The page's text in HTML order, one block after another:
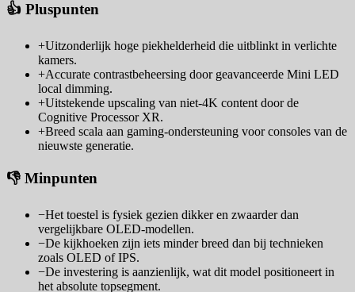
👍 Pluspunten
+Uitzonderlijk hoge piekhelderheid die uitblinkt in verlichte
kamers.
+Accurate contrastbeheersing door geavanceerde Mini LED
local dimming.
+Uitstekende upscaling van niet-4K content door de
Cognitive Processor XR.
+Breed scala aan gaming-ondersteuning voor consoles van de
nieuwste generatie.
👎 Minpunten
−Het toestel is fysiek gezien dikker en zwaarder dan
vergelijkbare OLED-modellen.
−De kijkhoeken zijn iets minder breed dan bij technieken
zoals OLED of IPS.
−De investering is aanzienlijk, wat dit model positioneert in
het absolute topsegment.